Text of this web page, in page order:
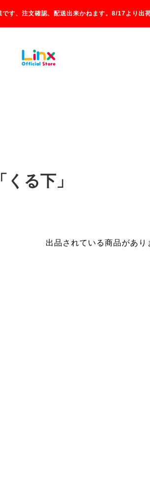
す、注文確認、配送出来かねます。8/17より出
る下」
出品されている商品があり